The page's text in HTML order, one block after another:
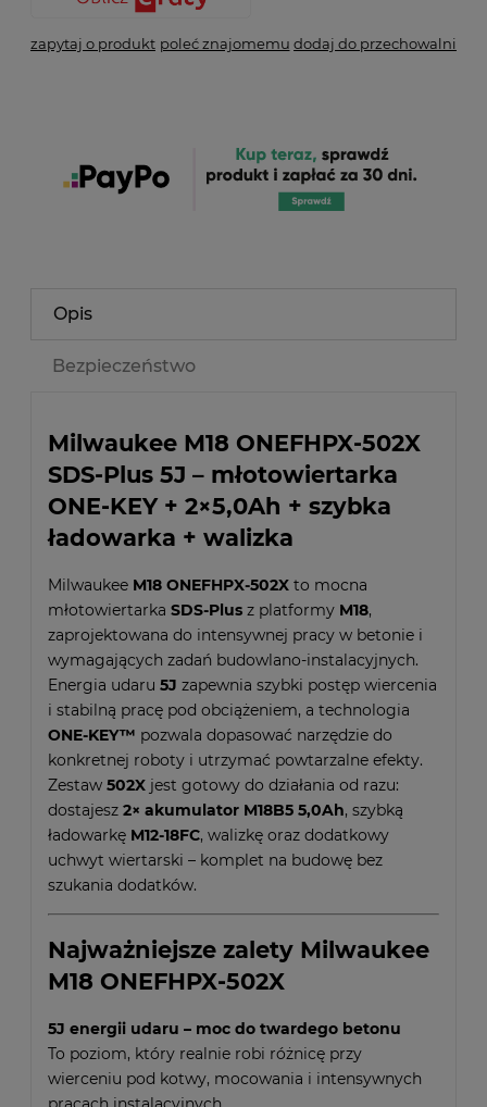
zapytaj o produkt poleć znajomemu dodaj do przechowalni
Opis
Bezpieczeństwo
Milwaukee M18 ONEFHPX-502X
SDS-Plus 5J – młotowiertarka
ONE-KEY + 2×5,0Ah + szybka
ładowarka + walizka
Milwaukee M18 ONEFHPX-502X to mocna
młotowiertarka SDS-Plus z platformy M18,
zaprojektowana do intensywnej pracy w betonie i
wymagających zadań budowlano-instalacyjnych.
Energia udaru 5J zapewnia szybki postęp wiercenia
i stabilną pracę pod obciążeniem, a technologia
ONE-KEY™ pozwala dopasować narzędzie do
konkretnej roboty i utrzymać powtarzalne efekty.
Zestaw 502X jest gotowy do działania od razu:
dostajesz 2× akumulator M18B5 5,0Ah, szybką
ładowarkę M12-18FC, walizkę oraz dodatkowy
uchwyt wiertarski – komplet na budowę bez
szukania dodatków.
Najważniejsze zalety Milwaukee
M18 ONEFHPX-502X
5J energii udaru – moc do twardego betonu
To poziom, który realnie robi różnicę przy
wierceniu pod kotwy, mocowania i intensywnych